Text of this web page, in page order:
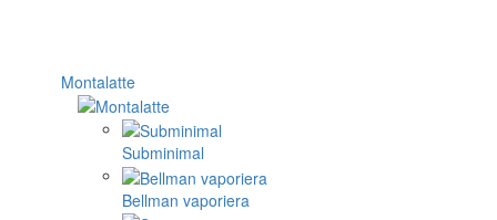
Montalatte
Subminimal
Bellman vaporiera